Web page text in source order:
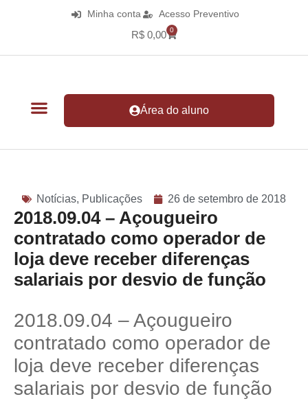
Minha conta Acesso Preventivo
R$ 0,00 0
Área do aluno
Notícias, Publicações 26 de setembro de 2018
2018.09.04 – Açougueiro
contratado como operador de
loja deve receber diferenças
salariais por desvio de função
2018.09.04 – Açougueiro
contratado como operador de
loja deve receber diferenças
salariais por desvio de função